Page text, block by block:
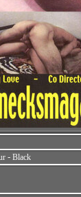
- Black